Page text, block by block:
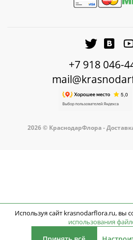
Используя сайт krasnodarflora.ru, вы
использования
+7 918 046-
2026 © КраснодарФлора -